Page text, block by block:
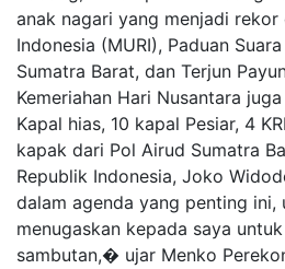
anak nagari yang menjadi rekor
Indonesia (MURI), Paduan
Sumatra Barat, dan Terjun
Kemeriahan Hari Nusantara
Kapal hias, 10 kapal Pesiar, 4
kapak dari Pol Airud Sumatra
Republik Indonesia, Joko
dalam agenda yang penting ini,
menugaskan kepada saya
sambutan,� ujar Menko